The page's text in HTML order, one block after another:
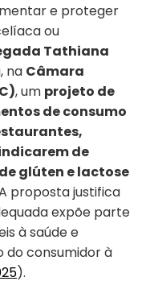
e proteger
ou
Tathiana
na Câmara
, um projeto de
de consumo
de
glúten e lactose
proposta justifica
expõe parte
à saúde e
consumidor à
).